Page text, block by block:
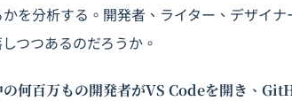
を分析する。開発者、ライター、デザイ
つつあるのだろうか。
の何百万もの開発者がVS Codeを開き、